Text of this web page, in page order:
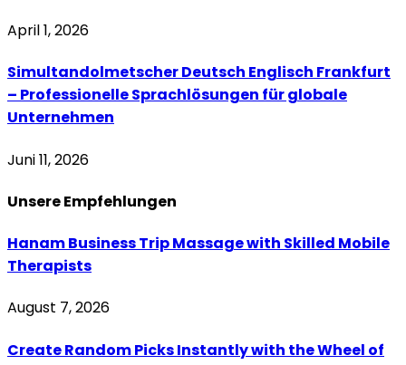
April 1, 2026
Simultandolmetscher Deutsch Englisch Frankfurt
– Professionelle Sprachlösungen für globale
Unternehmen
Juni 11, 2026
UnsereEmpfehlungen
Hanam Business Trip Massage with Skilled Mobile
Therapists
August 7, 2026
Create Random Picks Instantly with the Wheel of